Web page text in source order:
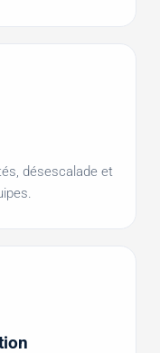
désescalade et